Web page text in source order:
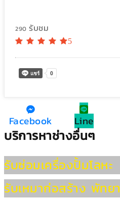
290 รับชม
5
Facebook Line
บริการหาช่างอื่นๆ
รับซ่อมเครื่องปั้มโลหะ
รับเหมาก่อสร้าง พัทยา